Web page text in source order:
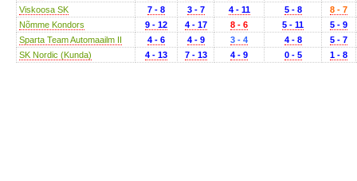
Viskoosa SK
7 - 8 3 - 7 4 - 11 5 - 8
8 - 7
Nõmme Kondors
9 - 12 4 - 17 8 - 6 5 - 11
5 - 9
Sparta Team Automaailm II
4 - 6 4 - 9 3 - 4 4 - 8
5 - 7
SK Nordic (Kunda)
4 - 13 7 - 13 4 - 9 0 - 5 1 - 8